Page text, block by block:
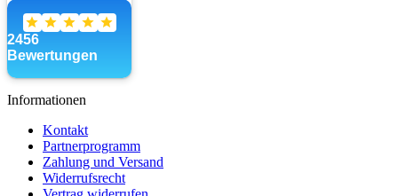
Informationen
Kontakt
Partnerprogramm
Zahlung und Versand
Widerrufsrecht